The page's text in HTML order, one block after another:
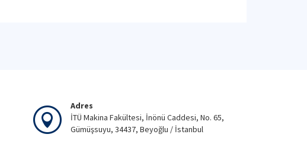
Adres
İTÜ Makina Fakültesi, İnönü Caddesi, No. 65,
Gümüşsuyu, 34437, Beyoğlu / İstanbul